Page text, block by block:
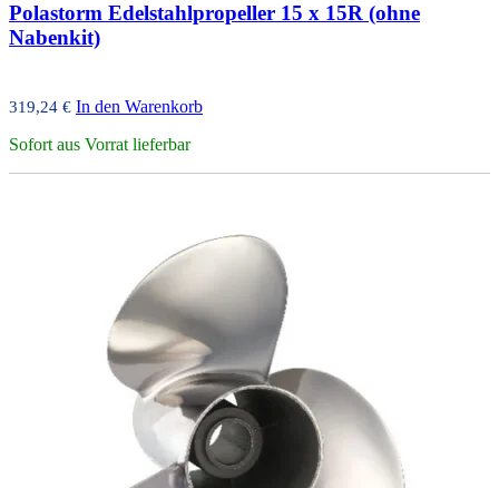
Polastorm Edelstahlpropeller 15 x 15R (ohne
Nabenkit)
319,24 € In den Warenkorb
Sofort aus Vorrat lieferbar